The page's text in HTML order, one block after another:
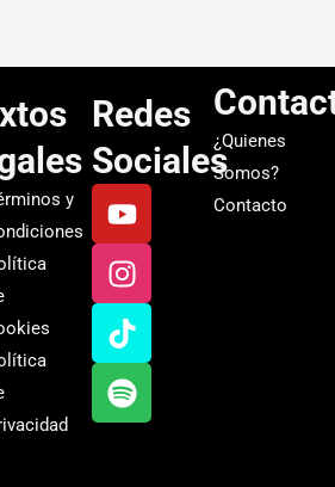
y
Redes
Sociales
Y
o
u
t
u
b
e
I
n
s
t
a
g
r
a
T
i
k
t
o
k
S
p
o
t
i
f
y
¿Quienes
Somos?
Contacto